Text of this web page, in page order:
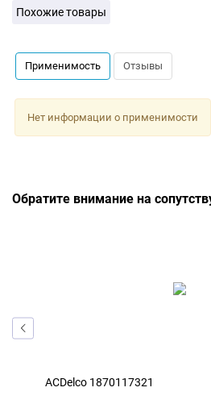
Похожие товары
Применимость Отзывы
Нет информации о применимости
Обратите внимание на
ACDelco 1870117321